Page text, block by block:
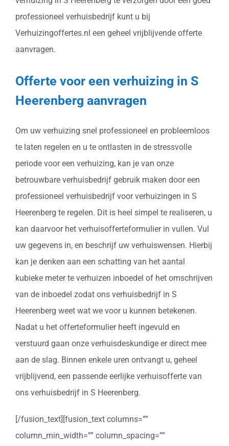
professioneel verhuisbedrijf kunt u bij
Verhuizingoffertes.nl een geheel vrijblijvende offerte
aanvragen.
Offerte voor een verhuizing in S
Heerenberg aanvragen
Om uw verhuizing snel professioneel en probleemloos
te laten regelen en u te ontlasten in de stressvolle
periode voor een verhuizing, kan je van onze
betrouwbare verhuisbedrijf gebruik maken door een
professioneel verhuisbedrijf voor verhuizingen in S
Heerenberg te regelen. Dit is heel simpel te realiseren, u
kan daarvoor het verhuisofferteformulier in vullen. Vul
uw gegevens in, en beschrijf uw verhuiswensen. Hierbij
kan je denken aan een schatting van het aantal
kubieke meter te verhuizen inboedel of het omschrijven
van de inboedel zodat ons verhuisbedrijf in S
Heerenberg weet wat we voor u kunnen betekenen.
Nadat u het offerteformulier heeft ingevuld en
verstuurd gaan onze verhuisdeskundige er direct mee
aan de slag. Binnen enkele uren ontvangt u, geheel
vrijblijvend, een passende eerlijke verhuisofferte van
ons verhuisbedrijf in S Heerenberg.
[/fusion_text][fusion_text columns=””
column_min_width=”” column_spacing=””